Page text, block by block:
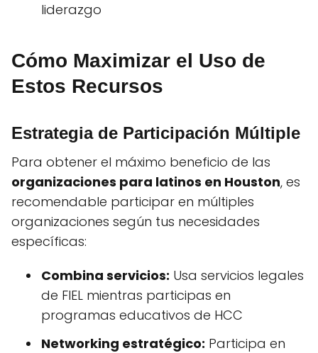
liderazgo
Cómo Maximizar el Uso de
Estos Recursos
Estrategia de Participación Múltiple
Para obtener el máximo beneficio de las
organizaciones para latinos en Houston, es
recomendable participar en múltiples
organizaciones según tus necesidades
específicas:
Combina servicios: Usa servicios legales
de FIEL mientras participas en
programas educativos de HCC
Networking estratégico: Participa en